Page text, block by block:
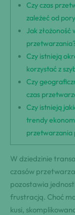
Czy czas
zależeć od
Jak złożoność
Czy istnieją
korzystać z
Czy
czas
Czy istnieją
trendy
przetwarzania
W dziedzinie
czasów
pozostawia
frustracją. Choć
kusi,